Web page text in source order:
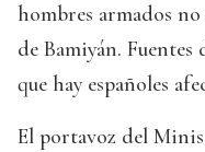
hombres armados
de Bamiyán.
que hay españoles
El portavoz del